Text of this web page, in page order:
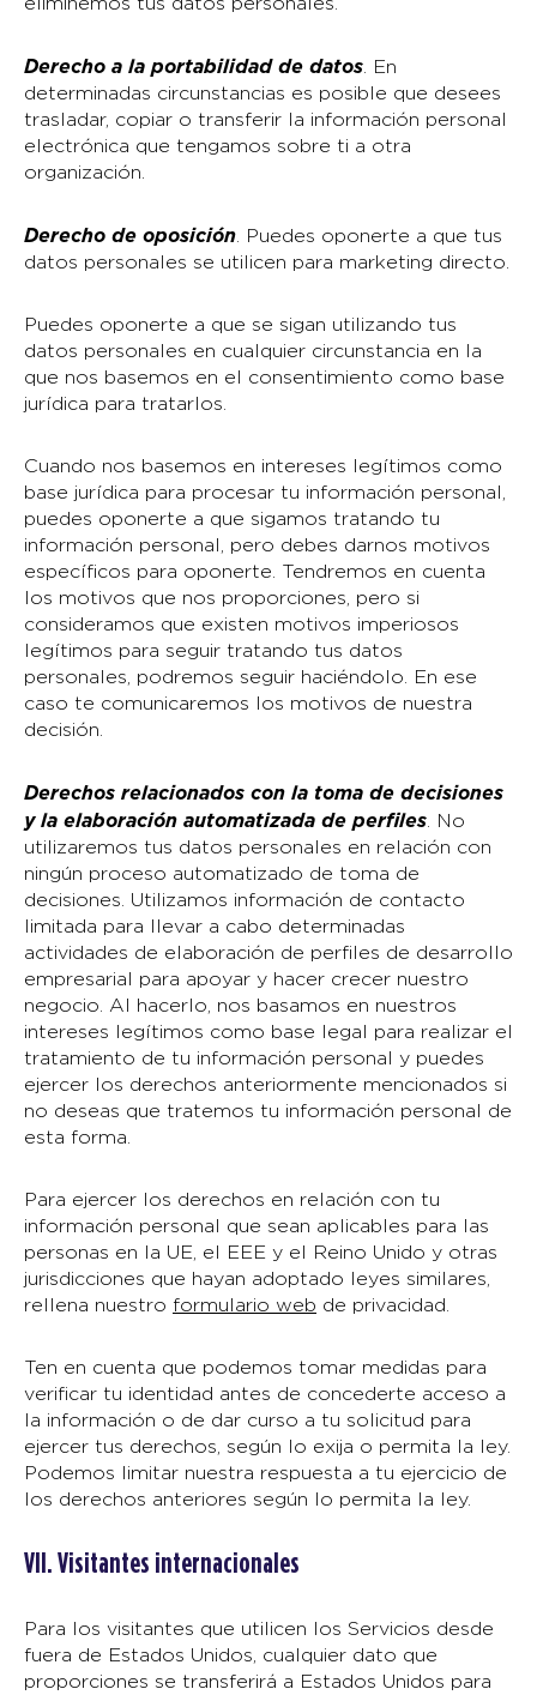
Derecho a la portabilidad de datos . En
determinadas circunstancias es posible que desees
trasladar, copiar o transferir la información personal
electrónica que tengamos sobre ti a otra
organización.
Derecho de oposición . Puedes oponerte a que tus
datos personales se utilicen para marketing directo.
Puedes oponerte a que se sigan utilizando tus
datos personales en cualquier circunstancia en la
que nos basemos en el consentimiento como base
jurídica para tratarlos.
Cuando nos basemos en intereses legítimos como
base jurídica para procesar tu información personal,
puedes oponerte a que sigamos tratando tu
información personal, pero debes darnos motivos
específicos para oponerte. Tendremos en cuenta
los motivos que nos proporciones, pero si
consideramos que existen motivos imperiosos
legítimos para seguir tratando tus datos
personales, podremos seguir haciéndolo. En ese
caso te comunicaremos los motivos de nuestra
decisión.
Derechos relacionados con la toma de decisiones
y la elaboración automatizada de perfiles . No
utilizaremos tus datos personales en relación con
ningún proceso automatizado de toma de
decisiones. Utilizamos información de contacto
limitada para llevar a cabo determinadas
actividades de elaboración de perfiles de desarrollo
empresarial para apoyar y hacer crecer nuestro
negocio. Al hacerlo, nos basamos en nuestros
intereses legítimos como base legal para realizar el
tratamiento de tu información personal y puedes
ejercer los derechos anteriormente mencionados si
no deseas que tratemos tu información personal de
esta forma.
Para ejercer los derechos en relación con tu
información personal que sean aplicables para las
personas en la UE, el EEE y el Reino Unido y otras
jurisdicciones que hayan adoptado leyes similares,
rellena nuestro formulario web de privacidad.
Ten en cuenta que podemos tomar medidas para
verificar tu identidad antes de concederte acceso a
la información o de dar curso a tu solicitud para
ejercer tus derechos, según lo exija o permita la ley.
Podemos limitar nuestra respuesta a tu ejercicio de
los derechos anteriores según lo permita la ley.
VII. Visitantes internacionales
Para los visitantes que utilicen los Servicios desde
fuera de Estados Unidos, cualquier dato que
proporciones se transferirá a Estados Unidos para